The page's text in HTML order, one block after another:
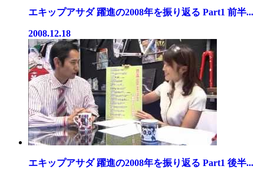
エキップアサダ 躍進の2008年を振り返る Part1 前半...
2008.12.18
エキップアサダ 躍進の2008年を振り返る Part1 後半...